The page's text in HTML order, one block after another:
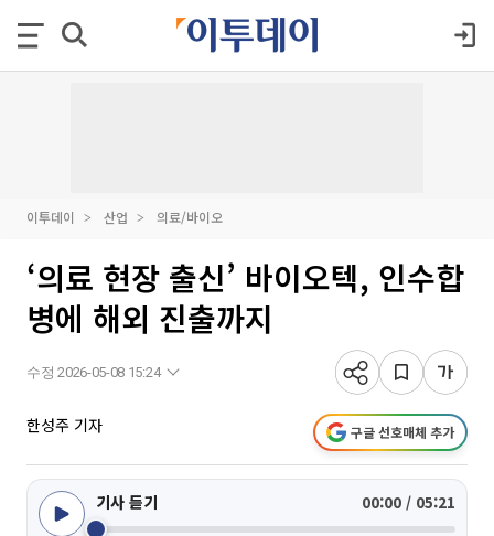
이투데이 산업 의료/바이오
‘의료 현장 출신’ 바이오텍, 인수합
병에 해외 진출까지
수정 2026-05-08 15:24
한성주 기자 구글 선호매체 추가
기사 듣기 00:00 / 05:21